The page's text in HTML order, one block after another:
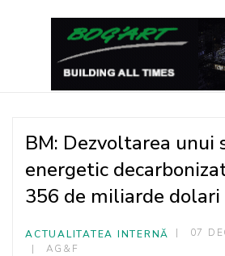
BM: Dezvoltarea unui
energetic
356 de miliarde dolari
ACTUALITATEA INTERNĂ
07
AG&F